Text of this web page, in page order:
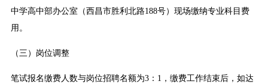
中学高中部办公室（西昌市胜利北路188号）现场缴纳专业科目费
用。
（三）岗位调整
笔试报名缴费人数与岗位招聘名额为3：1，缴费工作结束后，如达